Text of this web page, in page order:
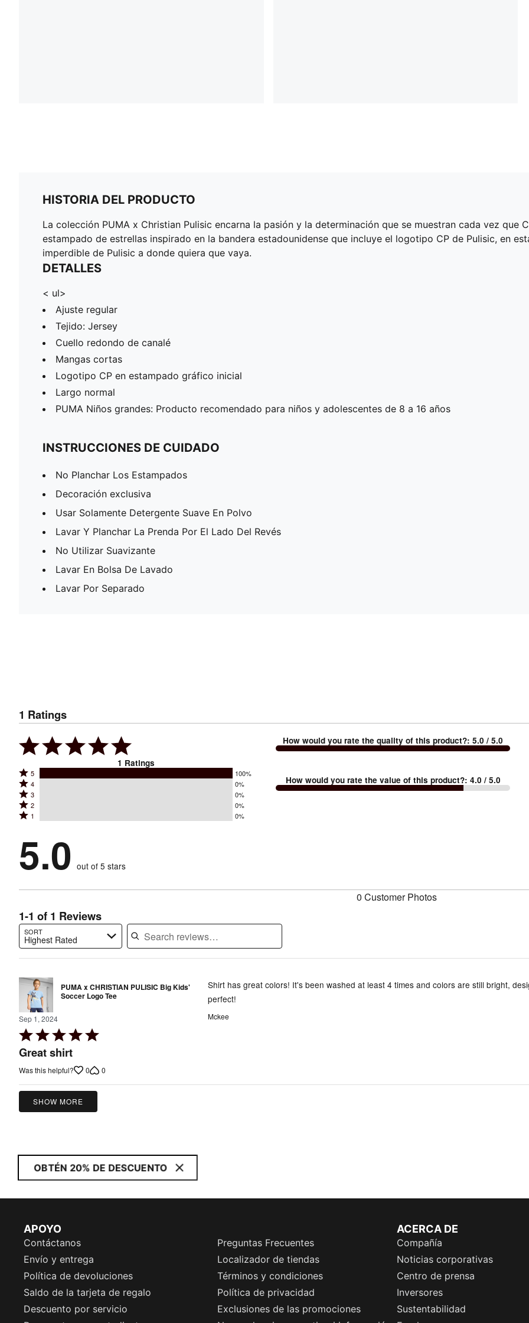
HISTORIA DEL PRODUCTO
La colección PUMA x Christian Pulisic encarna la pasión y la determinación que se muestran cada vez que
estampado de estrellas inspirado en la bandera estadounidense que incluye el logotipo CP de Pulisic, en
imperdible de Pulisic a donde quiera que vaya.
DETALLES
< ul>
Ajuste regular
Tejido: Jersey
Cuello redondo de canalé
Mangas cortas
Logotipo CP en estampado gráfico inicial
Largo normal
PUMA Niños grandes: Producto recomendado para niños y adolescentes de 8 a 16 años
INSTRUCCIONES DE CUIDADO
No Planchar Los Estampados
Decoración exclusiva
Usar Solamente Detergente Suave En Polvo
Lavar Y Planchar La Prenda Por El Lado Del Revés
No Utilizar Suavizante
Lavar En Bolsa De Lavado
Lavar Por Separado
1 Ratings
1 Ratings
Rated
5
stars
by
of
reviewers
5 100%
Rated
4
stars
by
of
reviewers
4 0%
Rated
3
stars
0%
of
reviewers
3 0%
Rated
2
by
0%
of
2 0%
Rated
stars
by
0%
reviewers
1 0%
5.0 out of 5 stars
How would you rate the quality of this product?:5.0 / 5.0
How would you rate the value of this product?: 4.0 / 5.0
0 Customer Photos
1-1 of 1 Reviews
SORT
Highest Rated
Search reviews…
PUMA x CHRISTIAN PULISIC Big Kids'
Soccer Logo Tee
Sep 1, 2024
Rated
5
of
5
Great shirt
Shirt has great colors! It's been washed at least 4 times and colors are still bright,
perfect!
Mckee
Was this helpful? 0 0
SHOW MORE
OBTÉN 20% DE DESCUENTO
APOYO
Contáctanos
Preguntas Frecuentes
Envío y entrega
Localizador de tiendas
Política de devoluciones
Términos y condiciones
Saldo de la tarjeta de regalo
Política de privacidad
Descuento por servicio
Exclusiones de las promociones
ACERCA DE
Compañía
Noticias corporativas
Centro de prensa
Inversores
Sustentabilidad